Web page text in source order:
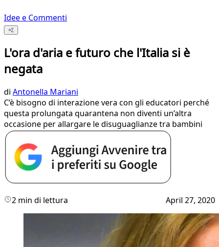
Idee e Commenti
L'ora d'aria e futuro che l'Italia si è
negata
di Antonella Mariani
C’è bisogno di interazione vera con gli educatori perché
questa prolungata quarantena non diventi un’altra
occasione per allargare le disuguaglianze tra bambini
2 min di lettura April 27, 2020